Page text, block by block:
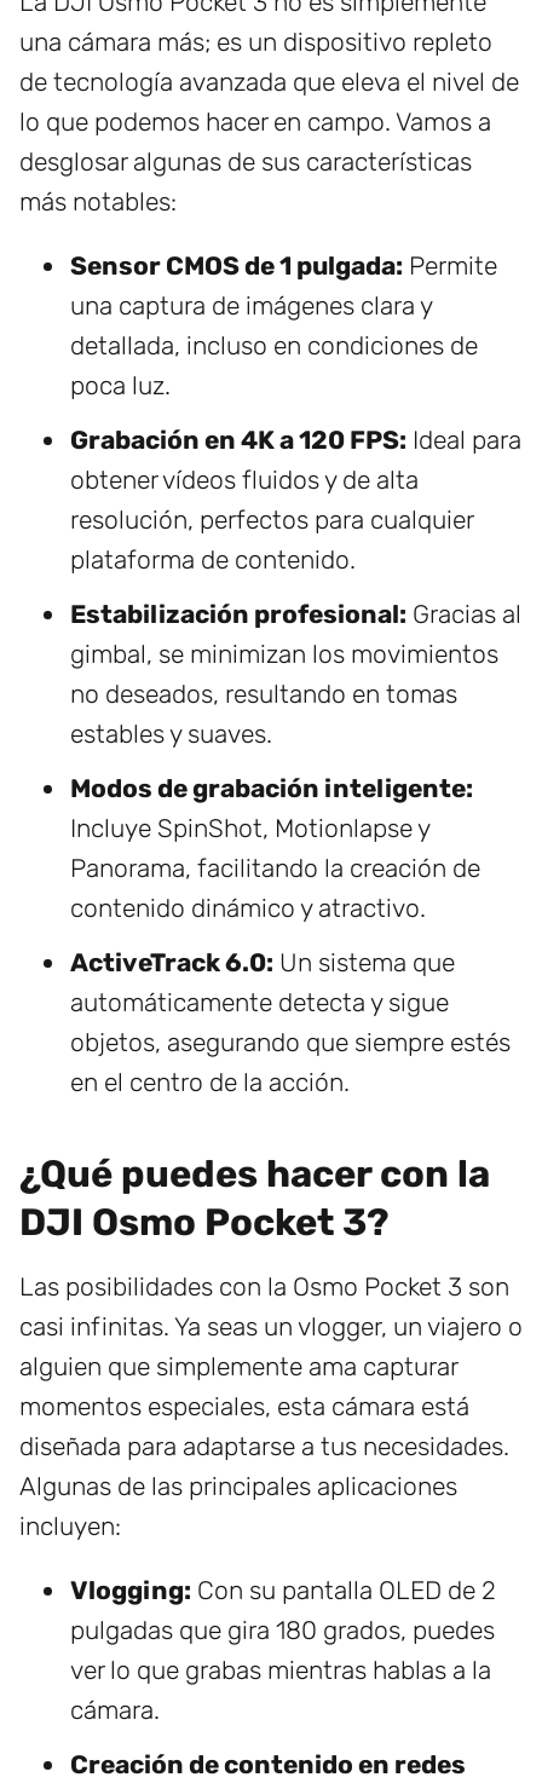
una cámara más; es un dispositivo repleto
de tecnología avanzada que eleva el nivel de
lo que podemos hacer en campo. Vamos a
desglosar algunas de sus características
más notables:
Sensor CMOS de 1 pulgada: Permite
una captura de imágenes clara y
detallada, incluso en condiciones de
poca luz.
Grabación en 4K a 120 FPS: Ideal para
obtener vídeos fluidos y de alta
resolución, perfectos para cualquier
plataforma de contenido.
Estabilización profesional: Gracias al
gimbal, se minimizan los movimientos
no deseados, resultando en tomas
estables y suaves.
Modos de grabación inteligente:
Incluye SpinShot, Motionlapse y
Panorama, facilitando la creación de
contenido dinámico y atractivo.
ActiveTrack 6.0: Un sistema que
automáticamente detecta y sigue
objetos, asegurando que siempre estés
en el centro de la acción.
¿Qué puedes hacer con la
DJI Osmo Pocket 3?
Las posibilidades con la Osmo Pocket 3 son
casi infinitas. Ya seas un vlogger, un viajero o
alguien que simplemente ama capturar
momentos especiales, esta cámara está
diseñada para adaptarse a tus necesidades.
Algunas de las principales aplicaciones
incluyen:
Vlogging: Con su pantalla OLED de 2
pulgadas que gira 180 grados, puedes
ver lo que grabas mientras hablas a la
cámara.
Creación de contenido en redes